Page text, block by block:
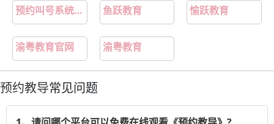
预约叫号系统 中标 鱼跃教育 愉跃教育
渝粤教育官网 渝粤教育
预约教导常见问题